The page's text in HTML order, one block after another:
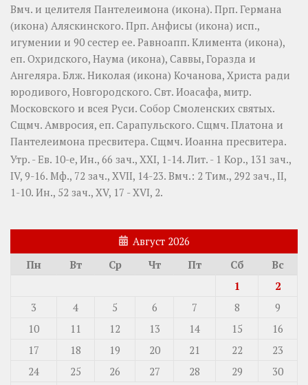
Вмч. и целителя Пантелеимона (икона). Прп. Германа
(икона) Аляскинского. Прп. Анфисы (икона) исп.,
игумении и 90 сестер ее. Равноапп. Климента (икона),
еп. Охридского, Наума (икона), Саввы, Горазда и
Ангеляра. Блж. Николая (икона) Кочанова, Христа ради
юродивого, Новгородского. Свт. Иоасафа, митр.
Московского и всея Руси. Собор Смоленских святых.
Сщмч. Амвросия, еп. Сарапульского. Сщмч. Платона и
Пантелеимона пресвитера. Сщмч. Иоанна пресвитера.
Утр. - Ев. 10-е, Ин., 66 зач., XXI, 1-14.Лит. - 1 Кор., 131 зач.,
IV, 9-16. Мф., 72 зач., XVII, 14-23. Вмч.: 2 Тим., 292 зач., II,
1-10. Ин., 52 зач., XV, 17 - XVI, 2.
Август 2026
Пн
Вт Ср Чт Пт Сб
Вс
1
2
3
4 5 6 7 8
9
10
11 12 13 14 15
16
17
18 19 20 21 22
23
24
25 26 27 28 29
30